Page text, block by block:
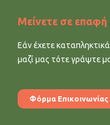
Μείνετε σε επαφή
Εάν έχετε
μαζί μας τότε γράψτε
Φόρμα Επικοινωνίας